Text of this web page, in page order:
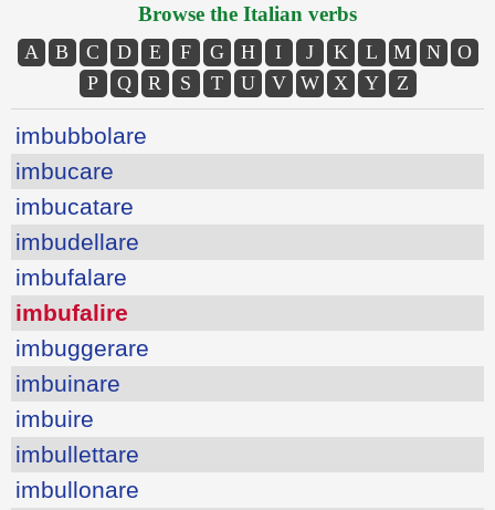
Browse the Italian verbs
A B C D E F G H I J K L M N
O
P
Q R S T U V W X Y Z
imbubbolare
imbucare
imbucatare
imbudellare
imbufalare
imbufalire
imbuggerare
imbuinare
imbuire
imbullettare
imbullonare